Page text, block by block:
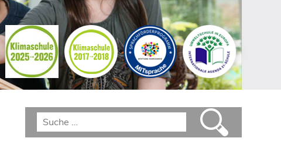
Kontakt
Termine
Suche